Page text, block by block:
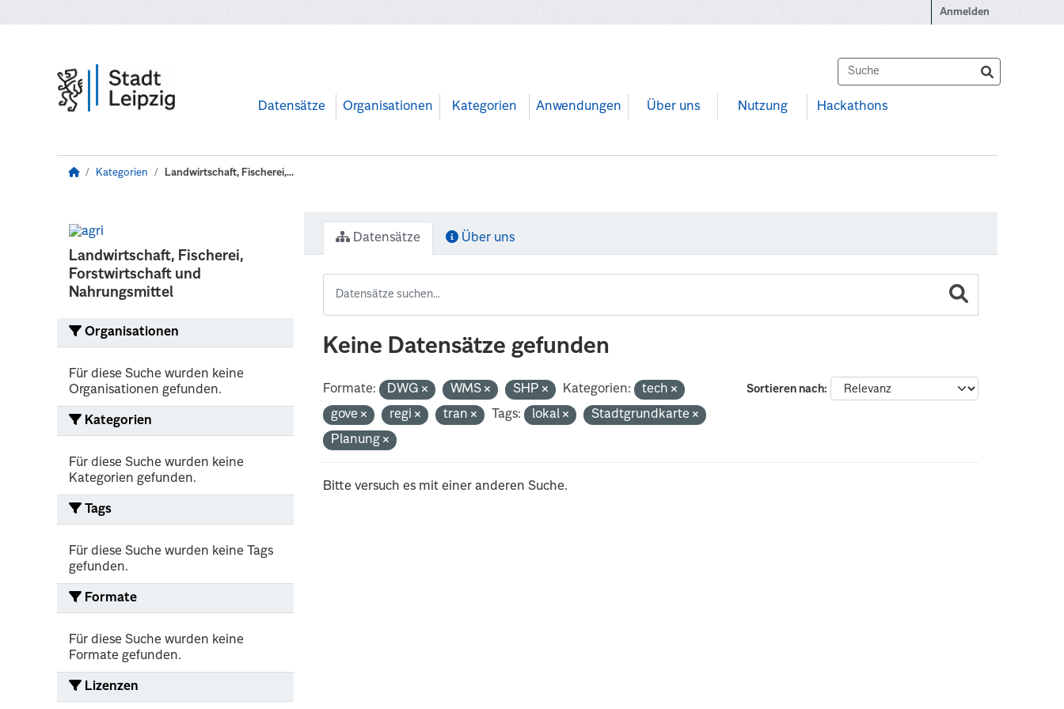
Anmelden
Datensätze Organisationen Kategorien Anwendungen Über uns Nutzung Hackathons
Kategorien Landwirtschaft, Fischerei,...
Landwirtschaft, Fischerei,
Forstwirtschaft und
Nahrungsmittel
Organisationen
Für diese Suche wurden keine
Organisationen gefunden.
Kategorien
Für diese Suche wurden keine
Kategorien gefunden.
Tags
Für diese Suche wurden keine Tags
gefunden.
Formate
Für diese Suche wurden keine
Formate gefunden.
Lizenzen
Datensätze Über uns
Keine Datensätze gefunden
Sortieren nach
Formate: DWG WMS SHP Kategorien:
tech
gove
regi tran Tags: lokal
Stadtgrundkarte
Planung
Bitte versuch es mit einer anderen Suche.